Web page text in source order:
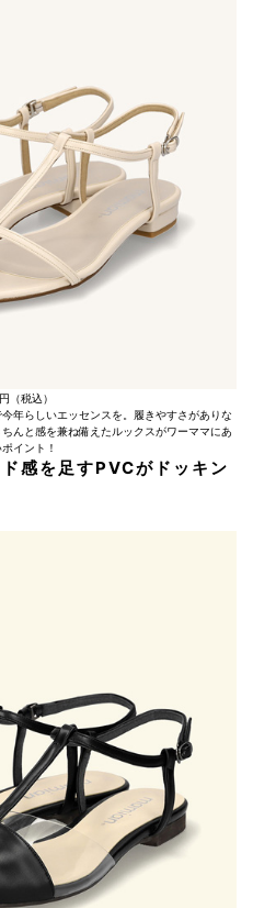
（税込）
年らしいエッセンスを。履きやすさがありな
んと感を兼ね備えたルックスがワーママにあ
イント！
感を足すPVCがドッキン